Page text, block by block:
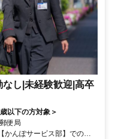
し|未経験歓迎|高卒
以下の方対象＞
便局
かんぽサービス部】での勤